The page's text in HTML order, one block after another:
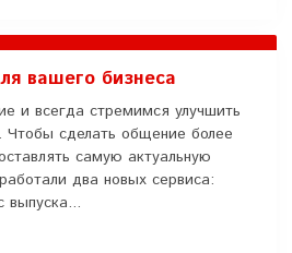
вашего бизнеса
и всегда стремимся улучшить
Чтобы сделать общение более
самую актуальную
два новых сервиса:
выпуска...